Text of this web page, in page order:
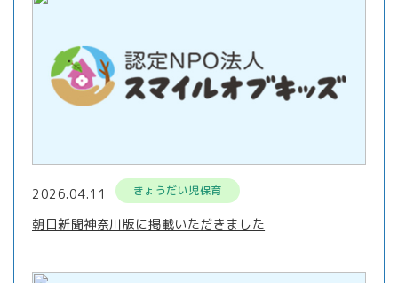
2026.04.11 きょうだい児保育
朝日新聞神奈川版に掲載いただきました